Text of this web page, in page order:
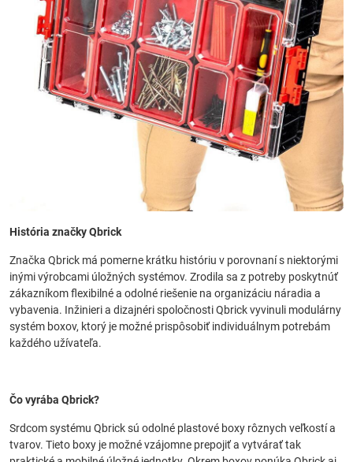
História značky Qbrick
Značka Qbrick má pomerne krátku históriu v porovnaní s niektorými
inými výrobcami úložných systémov. Zrodila sa z potreby poskytnúť
zákazníkom flexibilné a odolné riešenie na organizáciu náradia a
vybavenia. Inžinieri a dizajnéri spoločnosti Qbrick vyvinuli modulárny
systém boxov, ktorý je možné prispôsobiť individuálnym potrebám
každého užívateľa.
Čo vyrába Qbrick?
Srdcom systému Qbrick sú odolné plastové boxy rôznych veľkostí a
tvarov. Tieto boxy je možné vzájomne prepojiť a vytvárať tak